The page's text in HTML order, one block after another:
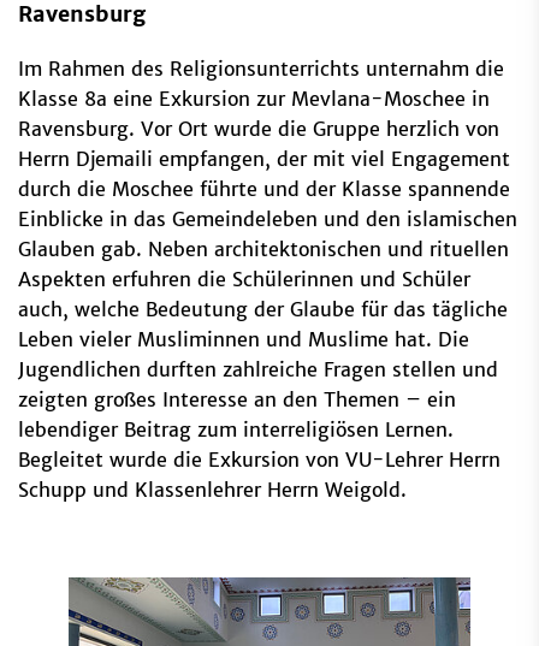
Ravensburg
Im Rahmen des Religionsunterrichts unternahm die
Klasse 8a eine Exkursion zur Mevlana-Moschee in
Ravensburg. Vor Ort wurde die Gruppe herzlich von
Herrn Djemaili empfangen, der mit viel Engagement
durch die Moschee führte und der Klasse spannende
Einblicke in das Gemeindeleben und den islamischen
Glauben gab. Neben architektonischen und rituellen
Aspekten erfuhren die Schülerinnen und Schüler
auch, welche Bedeutung der Glaube für das tägliche
Leben vieler Musliminnen und Muslime hat. Die
Jugendlichen durften zahlreiche Fragen stellen und
zeigten großes Interesse an den Themen – ein
lebendiger Beitrag zum interreligiösen Lernen.
Begleitet wurde die Exkursion von VU-Lehrer Herrn
Schupp und Klassenlehrer Herrn Weigold.